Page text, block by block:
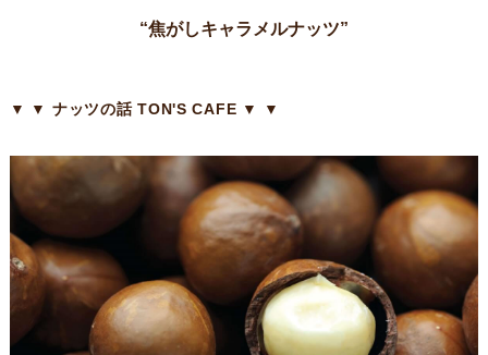
“焦がしキャラメルナッツ”
▼ ▼ ナッツの話 TON'S CAFE ▼ ▼